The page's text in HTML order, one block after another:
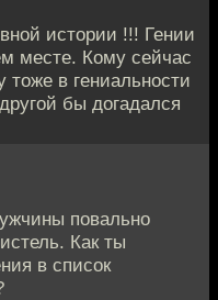
истории !!! Гении
месте. Кому сейчас
в гениальности
бы догадался
повально
Как ты
в список